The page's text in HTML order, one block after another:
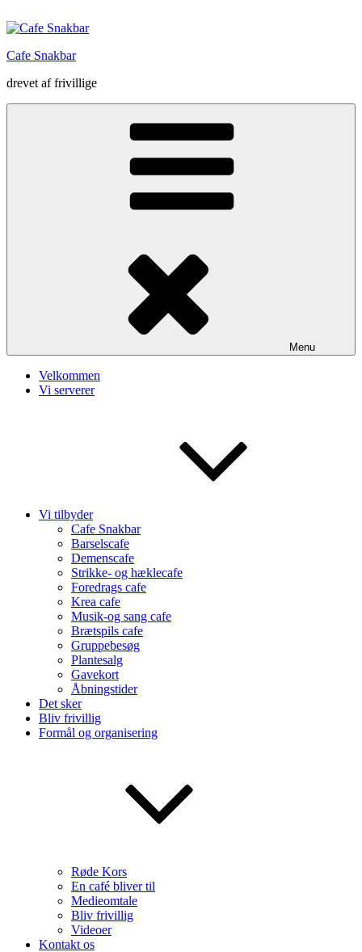
til
Cafe Snakbar
drevet af frivillige
Menu
Velkommen
Vi serverer
Vi tilbyder
Cafe Snakbar
Barselscafe
Demenscafe
Strikke- og hæklecafe
Foredrags cafe
Krea cafe
Musik-og sang cafe
Brætspils cafe
Gruppebesøg
Plantesalg
Gavekort
Åbningstider
Det sker
Bliv frivillig
Formål og organisering
Røde Kors
En café bliver til
Medieomtale
Bliv frivillig
Videoer
Kontakt os